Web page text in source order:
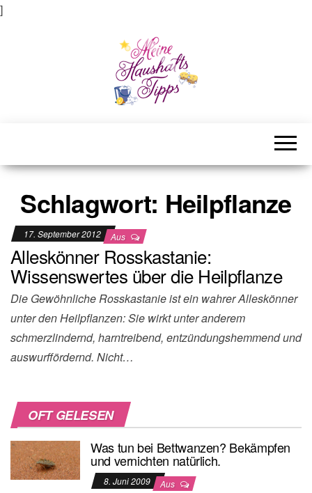
]
Schlagwort: Heilpflanze
17. September 2012 Aus
Alleskönner Rosskastanie:
Wissenswertes über die Heilpflanze
Die Gewöhnliche Rosskastanie ist ein wahrer Alleskönner
unter den Heilpflanzen: Sie wirkt unter anderem
schmerzlindernd, harntreibend, entzündungshemmend und
auswurffördernd. Nicht…
OFT GELESEN
Was tun bei Bettwanzen? Bekämpfen
und vernichten natürlich.
8. Juni 2009 Aus